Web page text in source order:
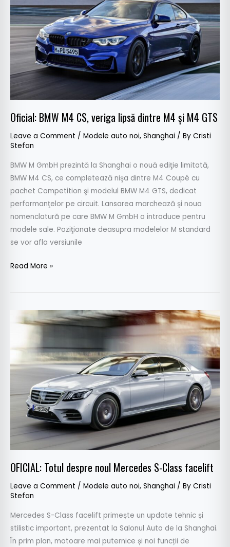
Oficial: BMW M4 CS, veriga lipsă dintre M4 și M4 GTS
Leave a Comment / Modele auto noi, Shanghai / By Cristi
Stefan
BMW M GmbH prezintă la Shanghai o nouă ediţie limitată,
BMW M4 CS, ce completează nişa dintre M4 Coupé cu
pachet Competition şi modelul BMW M4 GTS, dedicat
performanţelor pe circuit. Lansarea marchează şi noua
nomenclatură pe care BMW M GmbH o introduce pentru
modele sale. Poziţionate deasupra modelelor M standard
se vor afla versiunile
CS,
veriga
lipsă
dintre
M4
GTS
Read More »
OFICIAL: Totul despre noul Mercedes S-Class facelift
Leave a Comment / Modele auto noi, Shanghai / By Cristi
Stefan
Mercedes S-Class facelift primește un update tehnic și
stilistic important, prezentat la Salonul Auto de la Shanghai.
În prim plan, motoare mai puternice și noi funcții de
OFICIAL:
Mercedes
Class
facelift